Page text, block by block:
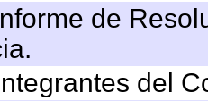
de
del